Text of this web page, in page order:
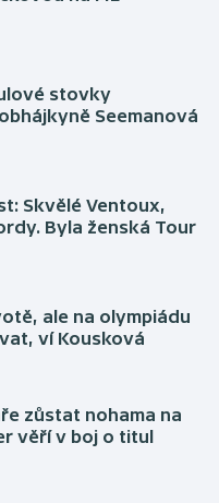
stovky
Seemanová
Skvělé Ventoux,
Byla ženská Tour
ale na olympiádu
ví Kousková
zůstat nohama na
věří v boj o titul